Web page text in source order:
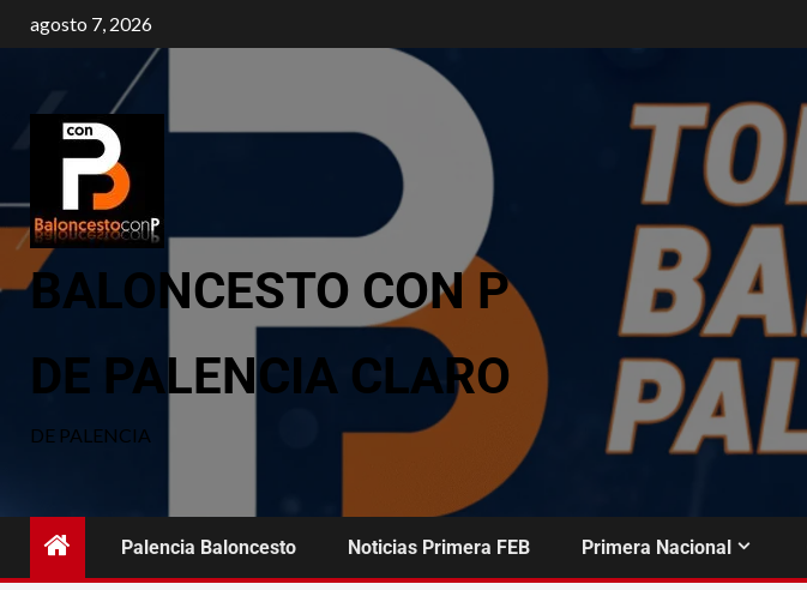
agosto 7, 2026
BALONCESTO CON P
DE PALENCIA CLARO
DE PALENCIA
Palencia Baloncesto Noticias Primera FEB Primera Nacional